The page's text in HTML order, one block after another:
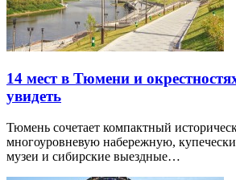
14 мест в Тюмени и
увидеть
Тюмень сочетает компактный
многоуровневую набережную,
музеи и сибирские выездные…